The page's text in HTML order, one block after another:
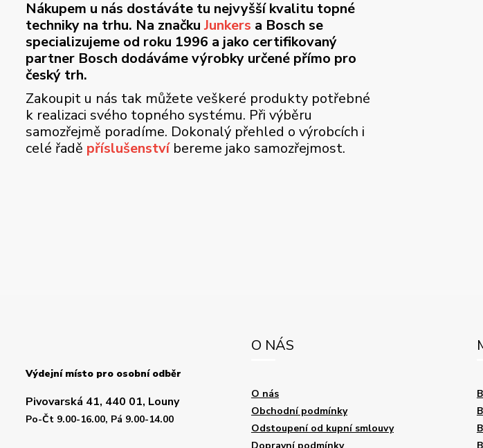
Nákupem u nás dostáváte tu nejvyšší kvalitu topné
techniky na trhu. Na značkuJunkers a Bosch se
specializujeme od roku 1996 a jako certifikovaný
partner Bosch dodáváme výrobky určené přímo pro
český trh.
Zakoupit u nás tak můžete veškeré produkty potřebné
k realizaci svého topného systému. Při výběru
samozřejmě poradíme. Dokonalý přehled o výrobcích i
celé řadě příslušenstvíbereme jako samozřejmost.
Výdejní místo pro osobní odběr
Pivovarská 41, 440 01, Louny
Po-Čt 9.00-16.00, Pá 9.00-14.00
O NÁS
O nás
Obchodní podmínky
Odstoupení od kupní smlouvy